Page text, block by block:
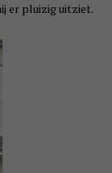
er pluizig uitziet.